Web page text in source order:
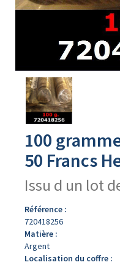
Avers
produit
100
50 Francs
Issu d un lot
Référence :
720418256
Matière :
Argent
Localisation du coffre :